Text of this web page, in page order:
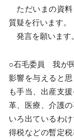
ただいまの資料
質疑を行います。
発言を願います
○石毛委員 我が
影響を与えると
も手当、出産支
革、医療、介護
いろ出ているわ
得税などの暫定